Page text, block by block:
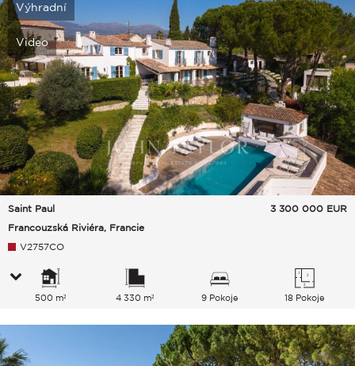
Výhradní
Video
Saint Paul
Francouzská Riviéra, Francie
3 300 000 EUR
V2757CO
500 m² 4 330 m² 9 Pokoje 18 Pokoje